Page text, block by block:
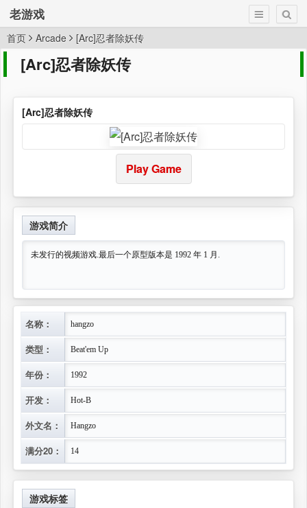
老游戏
首页 Arcade [Arc]忍者除妖传
[Arc]忍者除妖传
[Arc]忍者除妖传
Play Game
游戏简介
未发行的视频游戏.最后一个原型版本是 1992 年 1 月.
名称： hangzo
类型： Beat'em Up
年份： 1992
开发： Hot-B
外文名： Hangzo
满分20： 14
游戏标签